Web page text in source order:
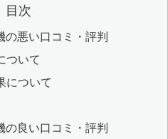
目次
悪い口コミ・評判
ついて
について
良い口コミ・評判